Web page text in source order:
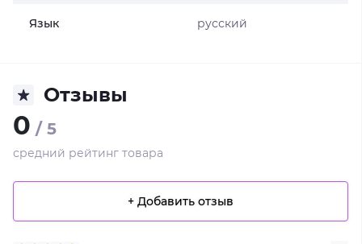
Язык русский
Отзывы
0 / 5
средний рейтинг товара
+ Добавить отзыв